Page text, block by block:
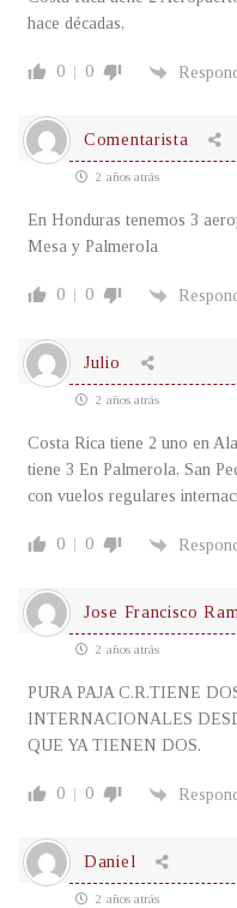
hace décadas,
0 0
Comentarista
2 años atrás
En Honduras tenemos 3
Mesa y Palmerola
0 0
Julio
2 años atrás
Costa Rica tiene 2 uno en
tiene 3 En Palmerola, San
con vuelos regulares
0 0
Jose Francisco
2 años atrás
PURA PAJA C.R.TIENE
INTERNACIONALES
QUE YA TIENEN DOS.
0 0
Daniel
2 años atrás